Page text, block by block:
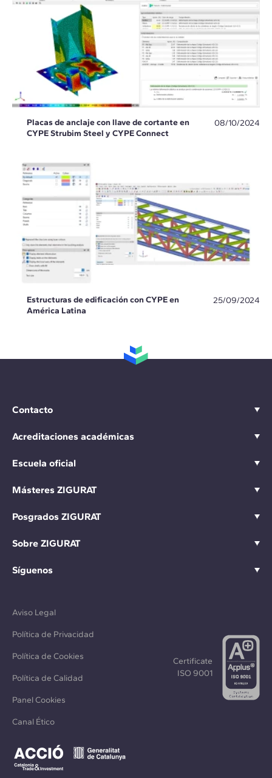
Placas de anclaje con llave de cortante en
CYPE Strubim Steel y CYPE Connect
08/10/2024
Estructuras de edificación con CYPE en
América Latina
25/09/2024
Contacto
Acreditaciones académicas
Escuela oficial
Másteres ZIGURAT
Posgrados ZIGURAT
Sobre ZIGURAT
Síguenos
Aviso Legal
Política de Privacidad
Política de Cookies
Política de Calidad
Panel Cookies
Canal Ético
Certificate
ISO 9001